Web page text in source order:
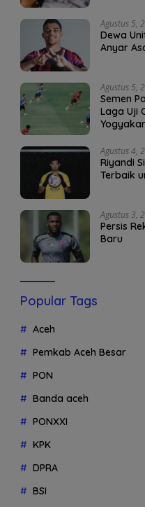
Agustus 5,
Dewa
Anyar
Agustus 5,
Semen
Laga Uji
Agustus 4,
Riyandi
Terbaik
Agustus 3,
Persis
Baru
Popular Tags
Aceh
Pemkab Aceh Besar
PON
Banda aceh
PONXXI
KPK
DPRA
BSI